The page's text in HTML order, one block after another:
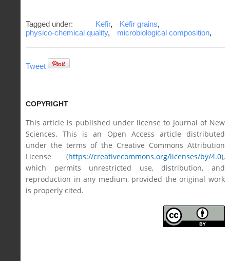
Tagged under: Kefir, Kefir grains,
physico-chemical quality, microbiological composition,
Tweet
COPYRIGHT
This article is published under license to Journal of New
Sciences. This is an Open Access article distributed
under the terms of the Creative Commons Attribution
License (https://creativecommons.org/licenses/by/4.0),
which permits unrestricted use, distribution, and
reproduction in any medium, provided the original work
is properly cited.